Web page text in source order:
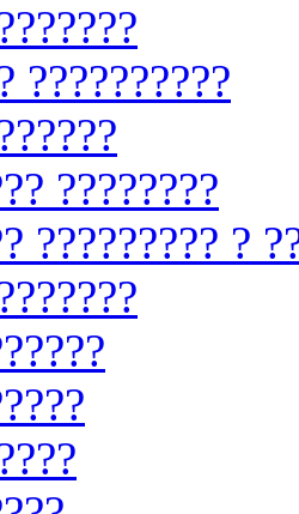
??????????
????????
????????? ?